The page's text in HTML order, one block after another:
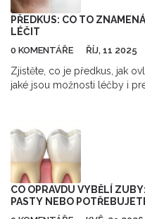
PŘEDKUS: CO TO
LÉČIT
0 KOMENTÁŘE ŘÍJ, 11 2025
Zjistěte, co je předkus, jak
jaké jsou možnosti léčby i
CO OPRAVDU VYBĚLÍ
PASTY NEBO